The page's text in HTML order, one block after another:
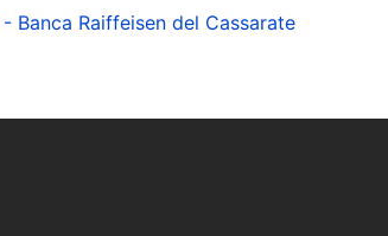
Banca Raiffeisen del Cassarate